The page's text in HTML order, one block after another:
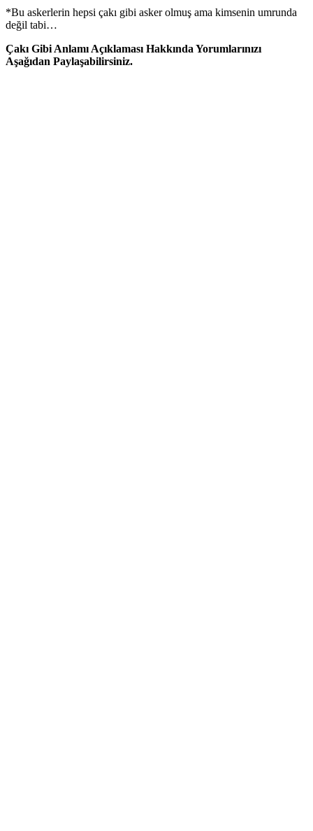
*Bu askerlerin hepsi çakı gibi asker olmuş ama kimsenin umrunda
değil tabi…
Çakı Gibi Anlamı Açıklaması Hakkında Yorumlarınızı
Aşağıdan Paylaşabilirsiniz.